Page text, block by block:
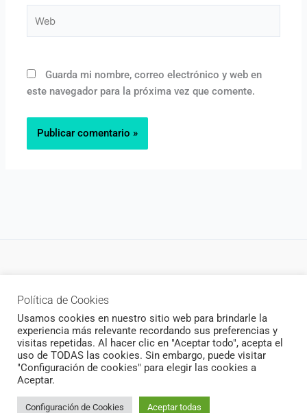
Guarda mi nombre, correo electrónico y web en
este navegador para la próxima vez que comente.
Todos los derechos © 2026 CukiCrochet | Funciona gracias a
Tema Astra para WordPress
Política de Cookies
Usamos cookies en nuestro sitio web para brindarle la
experiencia más relevante recordando sus preferencias y
visitas repetidas. Al hacer clic en "Aceptar todo", acepta el
uso de TODAS las cookies. Sin embargo, puede visitar
"Configuración de cookies" para elegir las cookies a
Aceptar.
Configuración de Cookies Aceptar todas